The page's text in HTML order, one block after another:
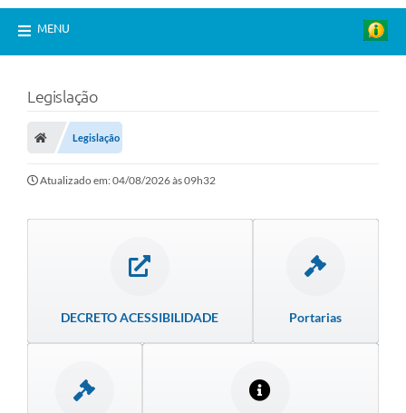
MENU
Legislação
Legislação
Atualizado em: 04/08/2026 às 09h32
DECRETO ACESSIBILIDADE Portarias